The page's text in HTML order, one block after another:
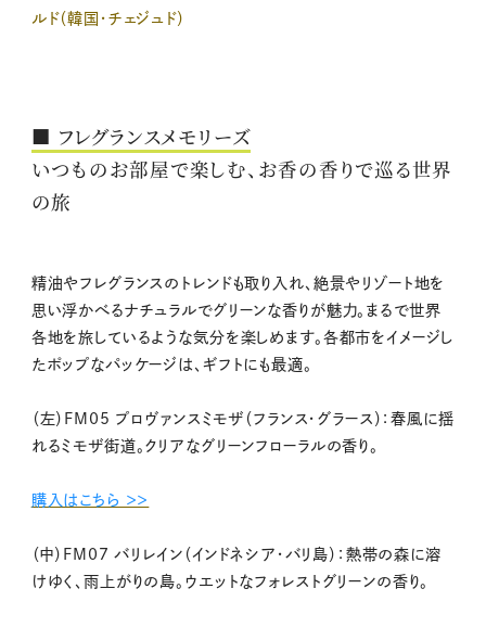
ルド（韓国・チェジュド）
■ フレグランスメモリーズ
いつものお部屋で楽しむ、お香の香りで巡る世界
の旅
精油やフレグランスのトレンドも取り入れ、絶景やリゾート地を
思い浮かべるナチュラルでグリーンな香りが魅力。まるで世界
各地を旅しているような気分を楽しめます。各都市をイメージし
たポップなパッケージは、ギフトにも最適。
（左）FM05 プロヴァンスミモザ（フランス・グラース）：春風に揺
れるミモザ街道。クリアなグリーンフローラルの香り。
購入はこちら ＞＞
（中）FM07 バリレイン（インドネシア・バリ島）：熱帯の森に溶
けゆく、雨上がりの島。ウエットなフォレストグリーンの香り。